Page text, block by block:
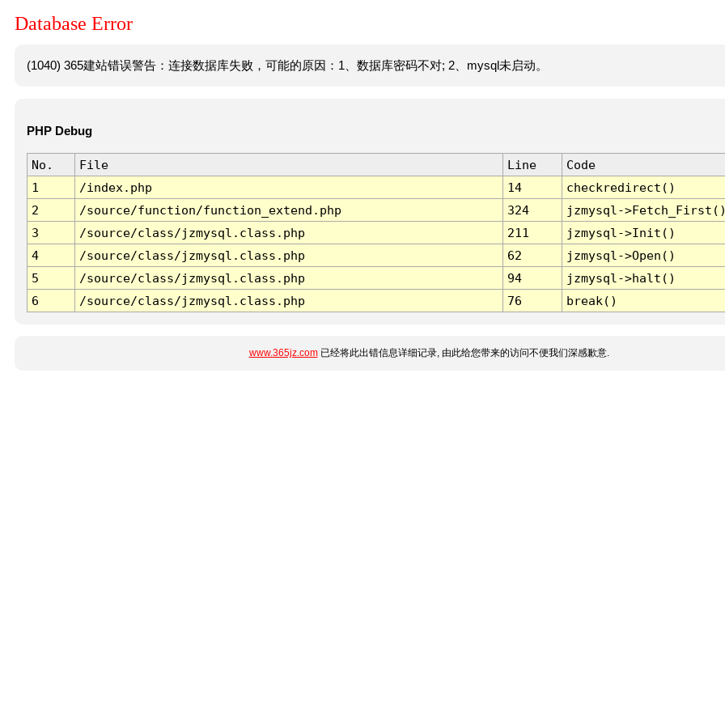
Database Error
(1040) 365建站错误警告：连接数据库失败，可能的原因：1、数据库密码不对; 2、mysql未启动。
PHP Debug
No. File Line
Code
1
/index.php 14
checkredirect()
2
/source/function/function_extend.php 324
jzmysql-
3
/source/class/jzmysql.class.php 211
jzmysql->Init()
4
/source/class/jzmysql.class.php 62
jzmysql->Open()
5
/source/class/jzmysql.class.php 94
jzmysql->halt()
6
/source/class/jzmysql.class.php 76 break()
www.365jz.com已经将此出错信息详细记录, 由此给您带来的访问不便我们深感歉意.